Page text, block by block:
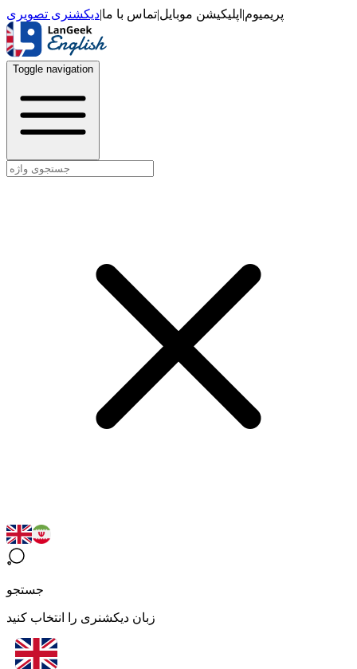
پریمیوم| اپلیکیشن موبایل|تماس با ما|دیکشنری تصویری
Toggle navigation
جستجو
زبان دیکشنری را انتخاب کنید